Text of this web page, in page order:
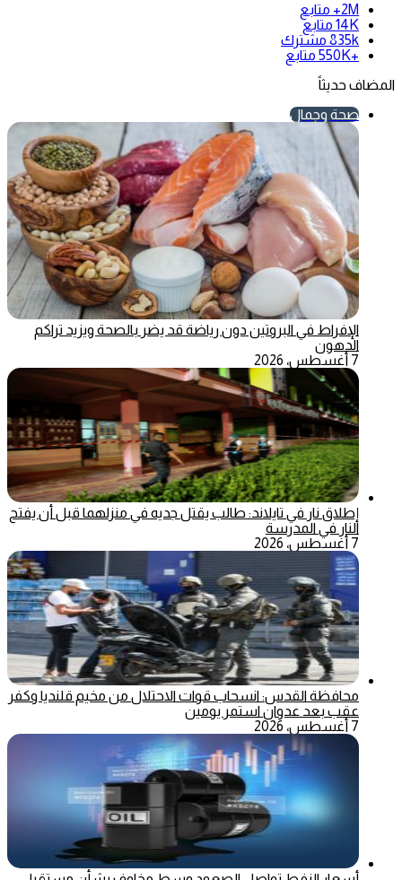
2M+
متابع
14K متابع
835k مشترك
+550K
متابع
المضاف حديثاً
صحة وجمال
الإفراط في البروتين دون رياضة قد يضر بالصحة ويزيد تراكم
الدهون
7 أغسطس، 2026
إطلاق نار في تايلاند: طالب يقتل جديه في منزلهما قبل أن يفتح
النار في المدرسة
7 أغسطس، 2026
محافظة القدس: انسحاب قوات الاحتلال من مخيم قلنديا وكفر
عقب بعد عدوان استمر يومين
7 أغسطس، 2026